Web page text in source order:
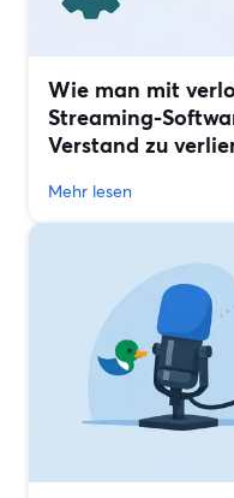
Wie man mit
Streaming-
Verstand zu
Mehr lesen